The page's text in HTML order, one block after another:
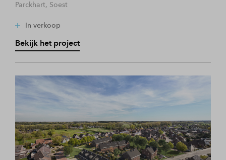
Parckhart, Soest
In verkoop
Bekijk het project